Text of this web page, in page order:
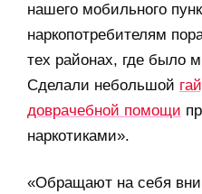
нашего мобильного
наркопотребителям
тех районах, где было
Сделали небольшой
доврачебной помощи
наркотиками».
«Обращают на себя